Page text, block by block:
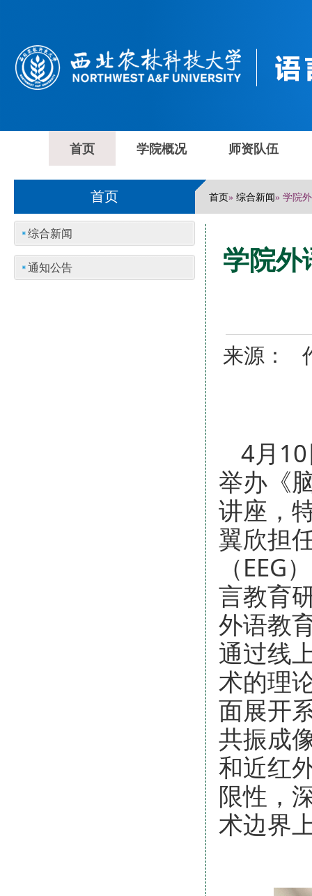
首页 学院概况 师资队伍
首页 首页» 综合新闻» 学院
综合新闻
通知公告 学院外
来源：
4月
举办《
讲座，
翼欣担
（
言教育
外语教
通过线
术的理
面展开
共振成
和近红
限性，
术边界